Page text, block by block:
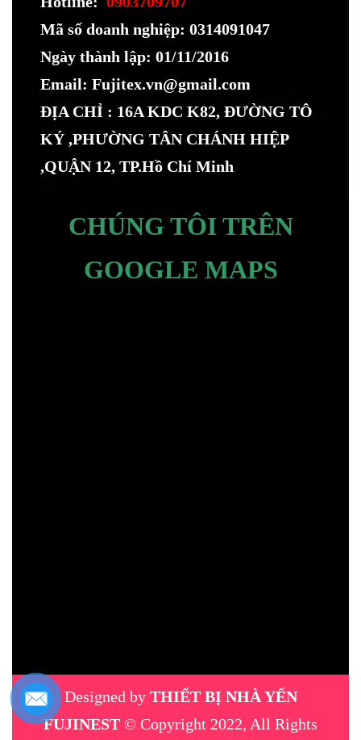
Mã số doanh nghiệp: 0314091047
Ngày thành lập: 01/11/2016
Email: Fujitex.vn@gmail.com
ĐỊA CHỈ : 16A KDC K82, ĐƯỜNG TÔ
KÝ ,PHƯỜNG TÂN CHÁNH HIỆP
,QUẬN 12, TP.Hồ Chí Minh
CHÚNG TÔI TRÊN
GOOGLE MAPS
Designed by THIẾT BỊ NHÀ YẾN
FUJINEST © Copyright 2022, All Rights